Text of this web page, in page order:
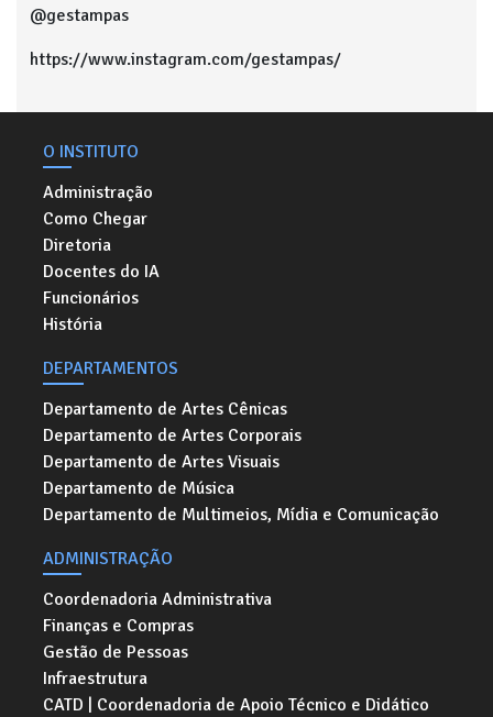
@gestampas
https://www.instagram.com/gestampas/
O INSTITUTO
Administração
Como Chegar
Diretoria
Docentes do IA
Funcionários
História
DEPARTAMENTOS
Departamento de Artes Cênicas
Departamento de Artes Corporais
Departamento de Artes Visuais
Departamento de Música
Departamento de Multimeios, Mídia e Comunicação
ADMINISTRAÇÃO
Coordenadoria Administrativa
Finanças e Compras
Gestão de Pessoas
Infraestrutura
CATD | Coordenadoria de Apoio Técnico e Didático